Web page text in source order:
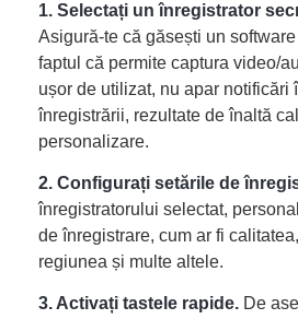
1. Selectați un înregistrator
Asigură-te că găsești un
faptul că permite captura video/
ușor de utilizat, nu apar notificări
înregistrării, rezultate de înaltă
personalizare.
2. Configurați setările de
înregistratorului selectat,
de înregistrare, cum ar fi
regiunea și multe altele.
3. Activați tastele rapide. De